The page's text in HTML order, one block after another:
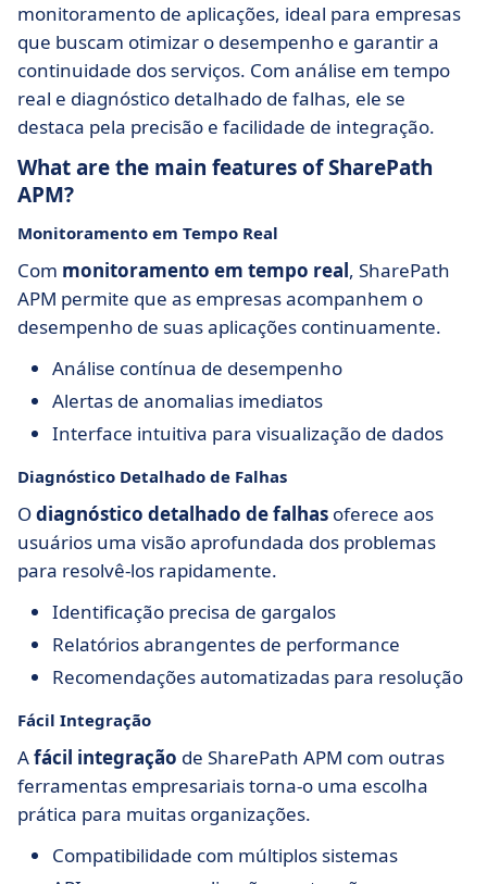
monitoramento de aplicações, ideal para empresas
que buscam otimizar o desempenho e garantir a
continuidade dos serviços. Com análise em tempo
real e diagnóstico detalhado de falhas, ele se
destaca pela precisão e facilidade de integração.
What are the main features of SharePath
APM?
Monitoramento em Tempo Real
Com monitoramento em tempo real, SharePath
APM permite que as empresas acompanhem o
desempenho de suas aplicações continuamente.
Análise contínua de desempenho
Alertas de anomalias imediatos
Interface intuitiva para visualização de dados
Diagnóstico Detalhado de Falhas
Odiagnóstico detalhado de falhas oferece aos
usuários uma visão aprofundada dos problemas
para resolvê-los rapidamente.
Identificação precisa de gargalos
Relatórios abrangentes de performance
Recomendações automatizadas para resolução
Fácil Integração
Afácil integração de SharePath APM com outras
ferramentas empresariais torna-o uma escolha
prática para muitas organizações.
Compatibilidade com múltiplos sistemas